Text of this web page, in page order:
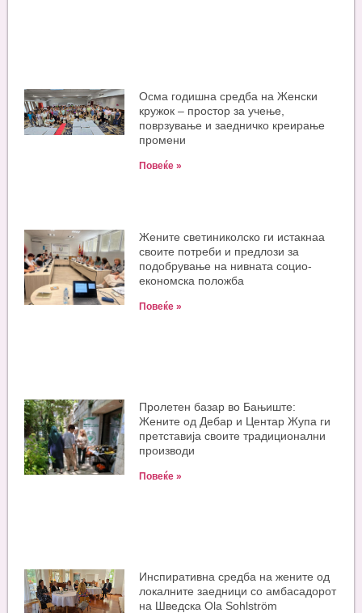
Oсма годишна средба на Женски
кружок – простор за учење,
поврзување и заедничко креирање
промени
Повеќе »
Жените светиниколско ги истакнаа
своите потреби и предлози за
подобрување на нивната социо-
економска положба
Повеќе »
Пролетен базар во Бањиште:
Жените од Дебар и Центар Жупа ги
претставија своите традиционални
производи
Повеќе »
Инспиративна средба на жените од
локалните заедници со амбасадорот
на Шведска Ola Sohlström